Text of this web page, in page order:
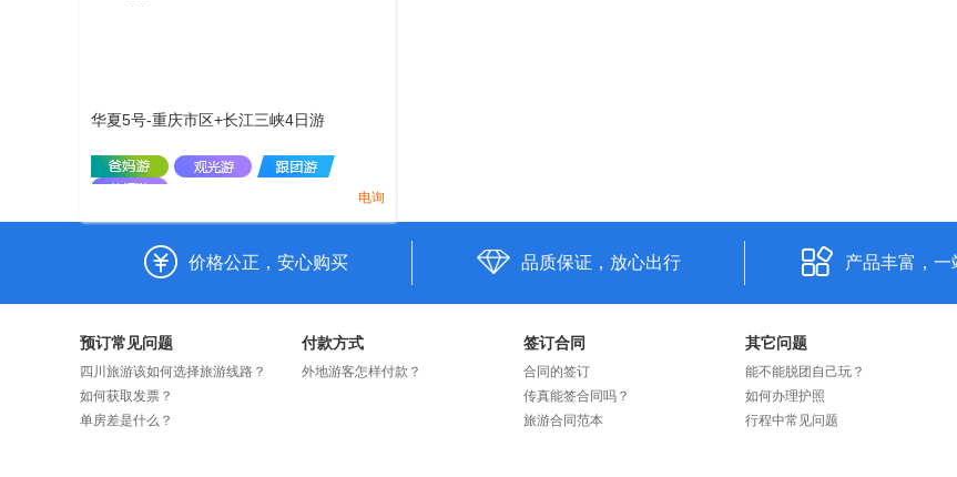
华夏5号-重庆市区+长江三峡4日游
电询
价格公正，安心购买 品质保证，放心出行 产品丰富，一
预订常见问题
四川旅游该如何选择旅游线路？
如何获取发票？
单房差是什么？
付款方式
外地游客怎样付款？
签订合同
合同的签订
传真能签合同吗？
旅游合同范本
其它问题
能不能脱团自己玩？
如何办理护照
行程中常见问题